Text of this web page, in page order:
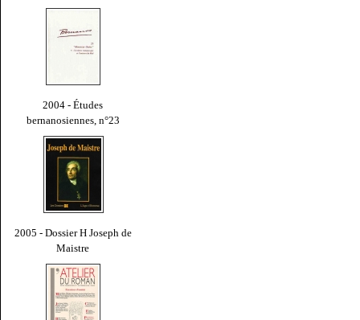
2004 - Études
bernanosiennes, n°23
2005 - Dossier H Joseph de
Maistre